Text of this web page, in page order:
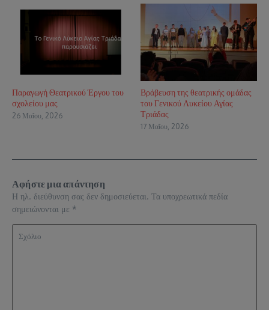
Παραγωγή Θεατρικού Έργου του
σχολείου μας
26 Μαΐου, 2026
Βράβευση της θεατρικής ομάδας
του Γενικού Λυκείου Αγίας
Τριάδας
17 Μαΐου, 2026
Αφήστε μια απάντηση
Η ηλ. διεύθυνση σας δεν δημοσιεύεται. Τα υποχρεωτικά πεδία
σημειώνονται με *